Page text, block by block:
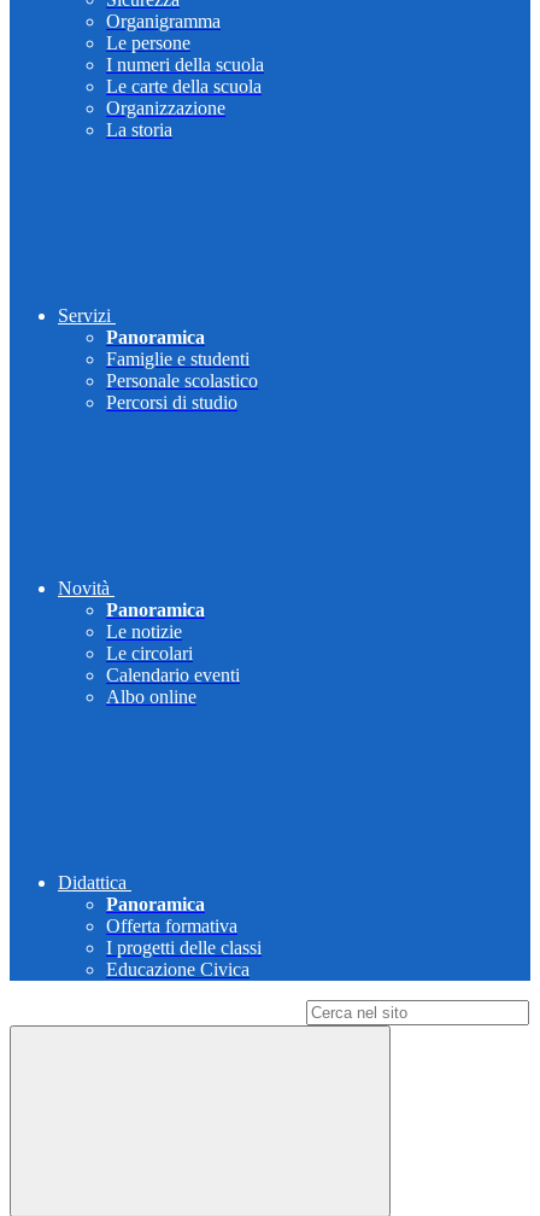
Organigramma
Le persone
I numeri della scuola
Le carte della scuola
Organizzazione
La storia
Servizi
Panoramica
Famiglie e studenti
Personale scolastico
Percorsi di studio
Novità
Panoramica
Le notizie
Le circolari
Calendario eventi
Albo online
Didattica
Panoramica
Offerta formativa
I progetti delle classi
Educazione Civica